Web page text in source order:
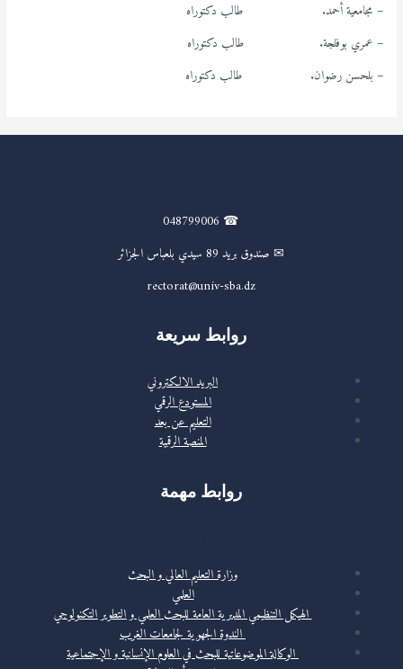
– مجامعية أحمد. طالب دكتوراه
– عمري بوفلجة. طالب دكتوراه
– بلحسن رضوان. طالب دكتوراه
☎ 048799006
✉ صندوق بريد 89 سيدي بلعباس الجزائر
rectorat@univ-sba.dz
روابط سريعة
البريد الالكتروني
المستودع الرقمي
التعليم عن بعد
المنصة الرقمية
روابط مهمة
وزارة التعليم العالي و البحث
العلمي
الهيكل التنظيمي المديرية العامة للبحث العلمي و التطوير التكنولوجي
الندوة الجهوية لجامعات الغرب
الوكالة الموضوعاتية للبحث في العلوم الإنسانية و الإجتماعية